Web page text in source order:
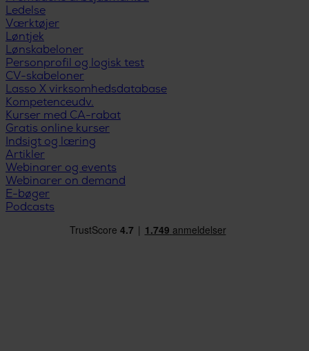
Ledelse
Værktøjer
Løntjek
Lønskabeloner
Personprofil og logisk test
CV-skabeloner
Lasso X virksomhedsdatabase
Kompetenceudv.
Kurser med CA-rabat
Gratis online kurser
Indsigt og læring
Artikler
Webinarer og events
Webinarer on demand
E-bøger
Podcasts